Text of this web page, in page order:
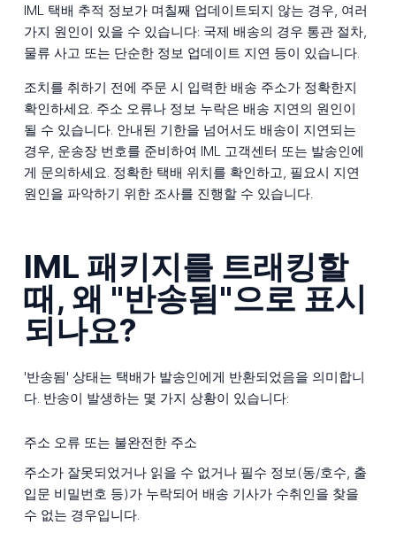
IML 택배 추적 정보가 며칠째 업데이트되지 않는 경우, 여러
가지 원인이 있을 수 있습니다: 국제 배송의 경우 통관 절차,
물류 사고 또는 단순한 정보 업데이트 지연 등이 있습니다.
조치를 취하기 전에 주문 시 입력한 배송 주소가 정확한지
확인하세요. 주소 오류나 정보 누락은 배송 지연의 원인이
될 수 있습니다. 안내된 기한을 넘어서도 배송이 지연되는
경우, 운송장 번호를 준비하여 IML 고객센터 또는 발송인에
게 문의하세요. 정확한 택배 위치를 확인하고, 필요시 지연
원인을 파악하기 위한 조사를 진행할 수 있습니다.
IML 패키지를 트래킹할
때, 왜 "반송됨"으로 표시
되나요?
'반송됨' 상태는 택배가 발송인에게 반환되었음을 의미합니
다. 반송이 발생하는 몇 가지 상황이 있습니다:
주소 오류 또는 불완전한 주소
주소가 잘못되었거나 읽을 수 없거나 필수 정보(동/호수, 출
입문 비밀번호 등)가 누락되어 배송 기사가 수취인을 찾을
수 없는 경우입니다.